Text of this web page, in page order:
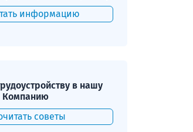
информацию
в нашу
Компанию
советы